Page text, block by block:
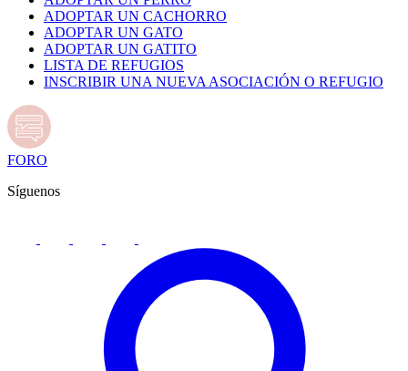
ADOPTAR UN CACHORRO
ADOPTAR UN GATO
ADOPTAR UN GATITO
LISTA DE REFUGIOS
INSCRIBIR UNA NUEVA ASOCIACIÓN O REFUGIO
FORO
Síguenos